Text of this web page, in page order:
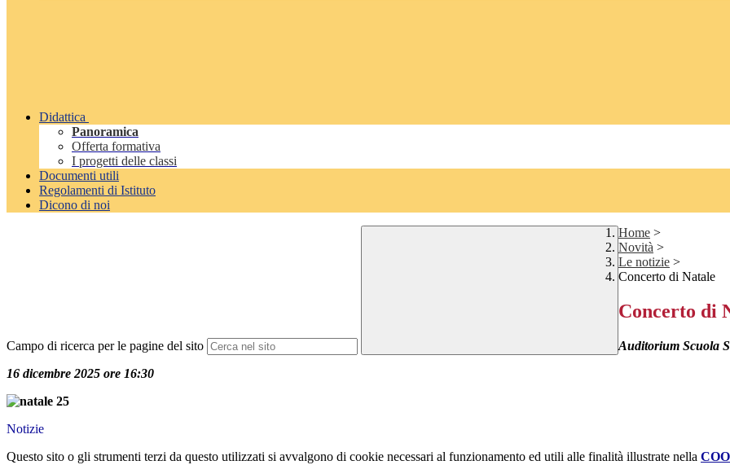
Didattica
Panoramica
Offerta formativa
I progetti delle classi
Documenti utili
Regolamenti di Istituto
Dicono di noi
Campo di ricerca per le pagine del sito
Home >
Novità >
Le notizie >
Concerto di Natale
Concerto di
Auditorium Scuola
16 dicembre 2025 ore 16:30
Notizie
Questo sito o gli strumenti terzi da questo utilizzati si avvalgono di cookie necessari al funzionamento ed utili alle finalità illustrate nella